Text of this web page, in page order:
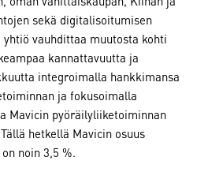
sekä digitalisoitumisen
vauhdittaa muutosta kohti
kannattavuutta ja
integroimalla hankkimansa
ja fokusoimalla
Mavicin pyöräilyliiketoiminnan
hetkellä Mavicin osuus
noin 3,5 %.